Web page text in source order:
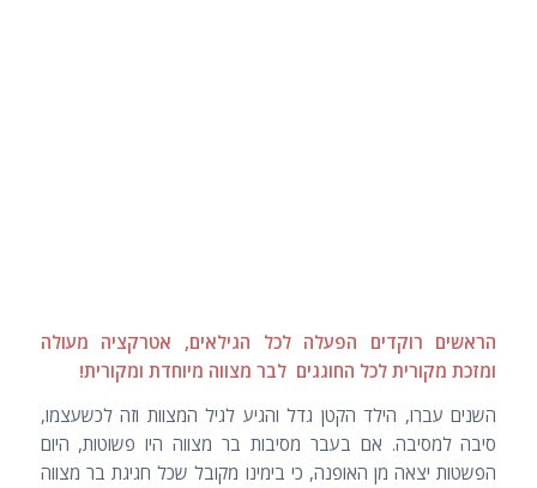
הראשים רוקדים הפעלה לכל הגילאים, אטרקציה מעולה
ומזכת מקורית לכל החוגגים לבר מצווה מיוחדת ומקורית!
השנים עברו, הילד הקטן גדל והגיע לגיל המצוות וזה לכשעצמו,
סיבה למסיבה. אם בעבר מסיבות בר מצווה היו פשוטות, היום
הפשטות יצאה מן האופנה, כי בימינו מקובל שכל חגיגת בר מצווה